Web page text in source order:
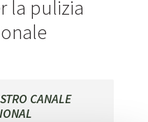
la pulizia
CANALE